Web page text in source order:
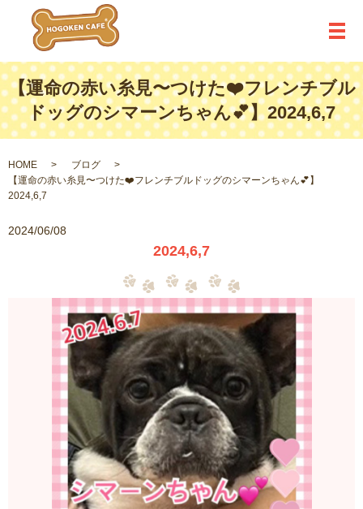
メ
【運命の赤い糸見〜つけた❤️フレンチブル
ドッグのシマーンちゃん💕】2024,6,7
HOME
ブログ
【運命の赤い糸見〜つけた❤️フレンチブルドッグのシマーンちゃん💕】
2024,6,7
2024/06/08
2024,6,7